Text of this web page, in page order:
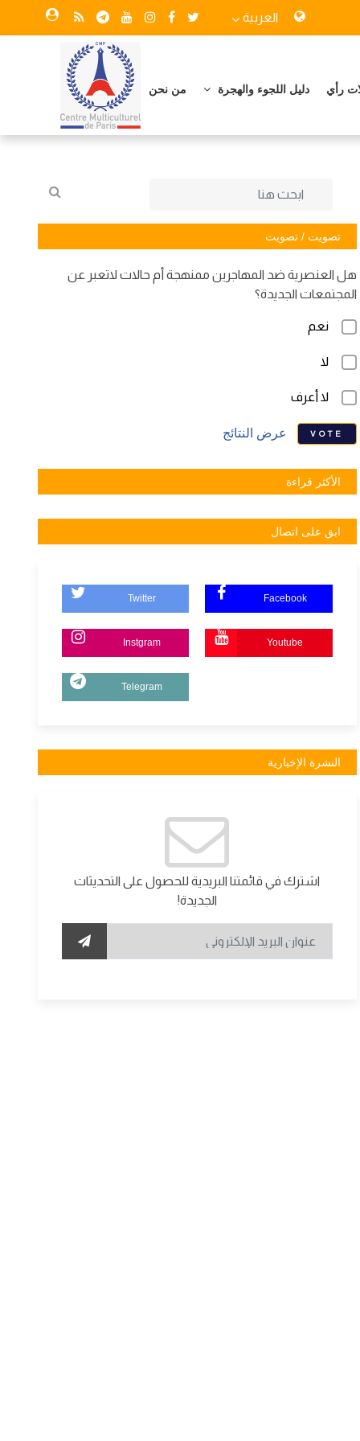
العربية
رأي دليل اللجوء والهجرة من نحن
تصويت / تصويت
هل العنصرية ضد المهاجرين ممنهجة أم حالات لاتعبر عن
المجتمعات الجديدة؟
نعم
لا
لا أعرف
VOTE عرض النتائج
الأكثر قراءة
ابق على اتصال
Twitter Facebook
Instgram Youtube
Telegram
النشرة الإخبارية
اشترك في قائمتنا البريدية للحصول على التحديثات
الجديدة!